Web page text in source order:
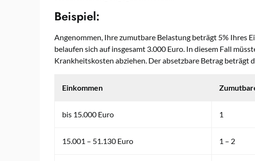
Beispiel:
Angenommen, Ihre zumutbare Belastung beträgt 5% Ihres
belaufen sich auf insgesamt 3.000 Euro. In diesem Fall
Krankheitskosten abziehen. Der absetzbare Betrag beträgt
Einkommen
bis 15.000 Euro 1
15.001 – 51.130 Euro 1 – 2